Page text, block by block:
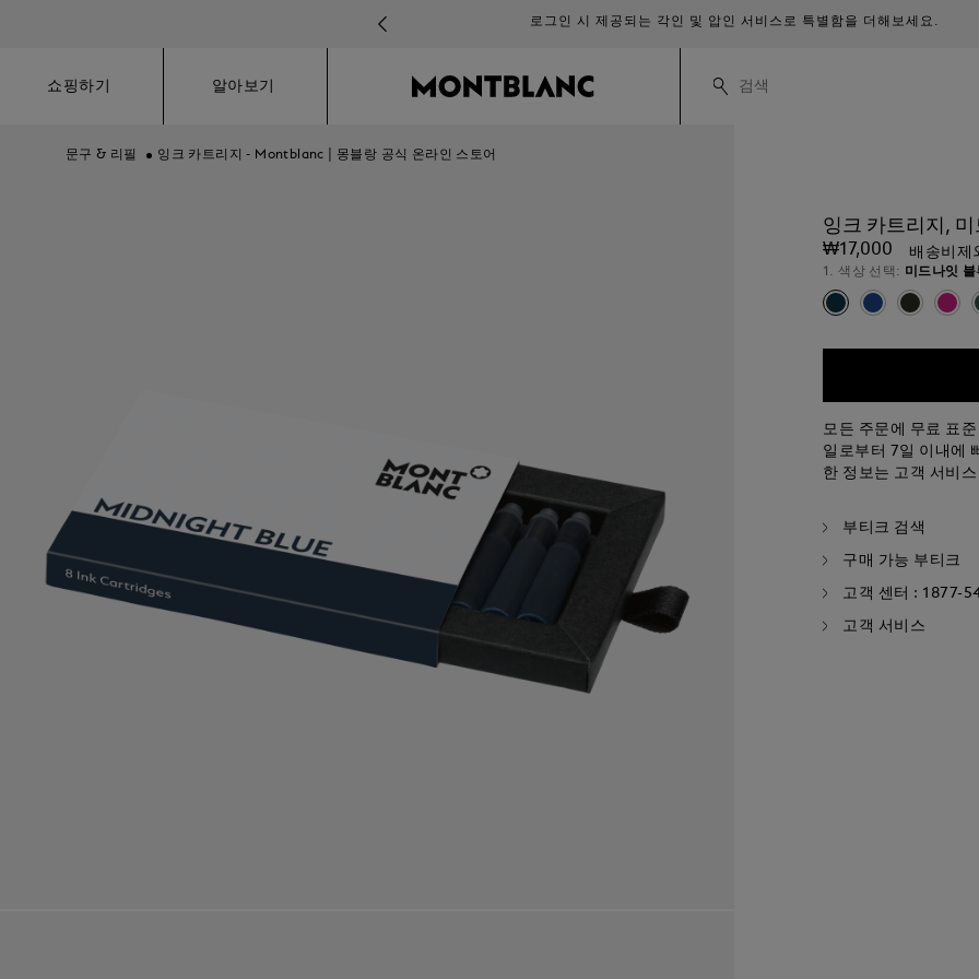
로그인 시 제공되는 각인 및 압인 서비스로 특별함을 더해보세요.
쇼핑하기 알아보기
문구 & 리필 잉크 카트리지 - Montblanc | 몽블랑 공식 온라인 스토어
잉크 카트리지,
₩17,000 배송비제
1. 색상 선택: 미드나잇 블
모든 주문에 무료 표
일로부터 7일 이내에
한 정보는 고객 서비
부티크 검색
구매 가능 부티크
고객 센터 : 1877-
고객 서비스